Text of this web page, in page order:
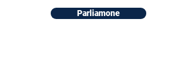
Parliamone